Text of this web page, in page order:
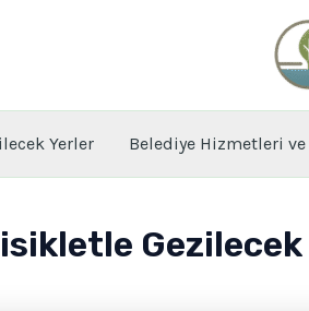
Yerler Belediye Hizmetleri ve